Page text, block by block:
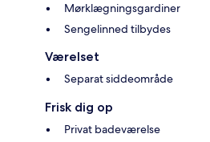
Mørklægningsgardiner
Sengelinned tilbydes
Værelset
Separat siddeområde
Frisk dig op
Privat badeværelse